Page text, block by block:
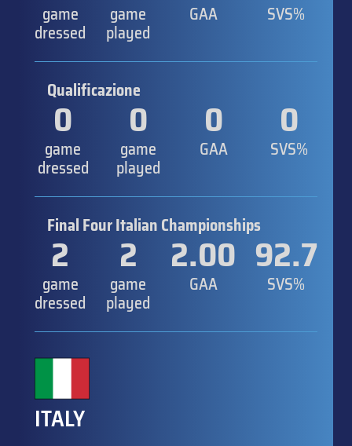
game
dressed
game
played
GAA SVS%
Qualificazione
0
game
dressed
0
game
played
0
GAA
0
SVS%
Final Four Italian Championships
2
game
dressed
2
game
played
2.00
GAA
92.7
SVS%
ITALY